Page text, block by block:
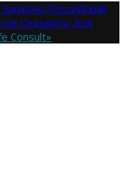
Российский
Седьмого Дня
Consult»